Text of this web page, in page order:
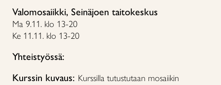
Valomosaiikki, Seinäjoen taitokeskus
Ma 9.11. klo 13-20
Ke 11.11. klo 13-20
Yhteistyössä:
Kurssin kuvaus: Kurssilla tutustutaan mosaiikin